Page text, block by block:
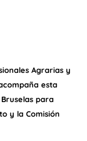
Agrarias y
esta
para
y la Comisión